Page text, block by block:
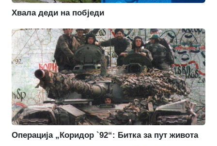
Хвала деди на побједи
Операција „Коридор `92“: Битка за пут живота